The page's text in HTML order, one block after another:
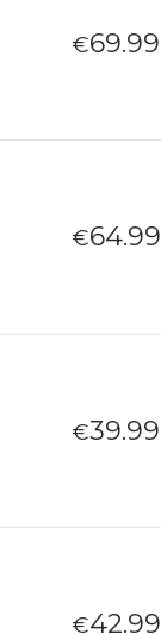
€69.99
€64.99
€39.99
€42.99